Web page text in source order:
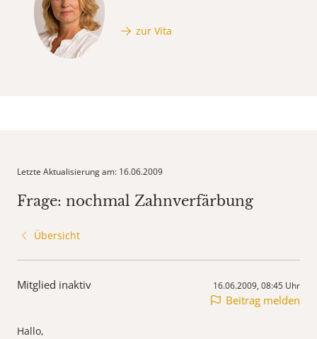
zur Vita
Letzte Aktualisierung am: 16.06.2009
Frage: nochmal Zahnverfärbung
Übersicht
Mitglied inaktiv 16.06.2009, 08:45 Uhr
Beitrag melden
Hallo,